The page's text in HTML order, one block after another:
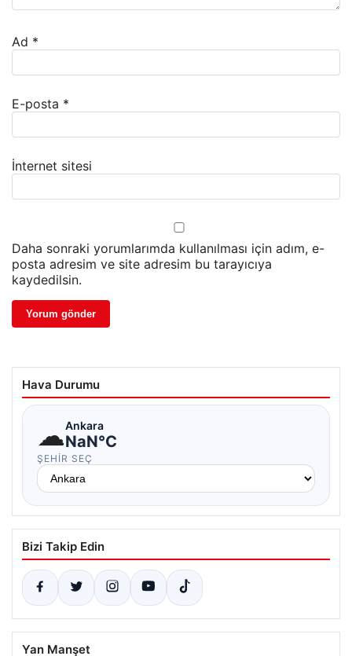
Ad *
E-posta *
İnternet sitesi
Daha sonraki yorumlarımda kullanılması için adım, e-
posta adresim ve site adresim bu tarayıcıya
kaydedilsin.
Hava Durumu
☁Ankara
NaN°C
ŞEHIR SEÇ
Bizi Takip Edin
Yan Manşet